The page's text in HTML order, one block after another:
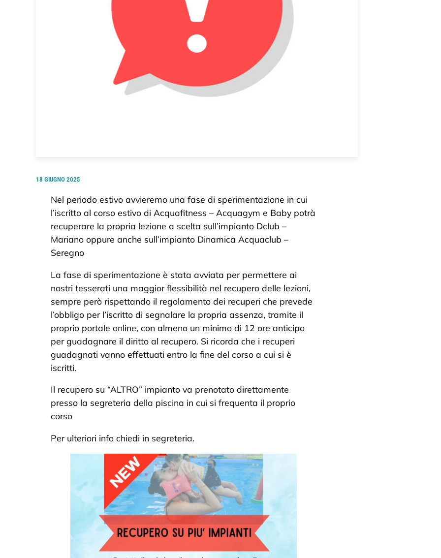
18 GIUGNO 2025
Nel periodo estivo avvieremo una fase di sperimentazione in cui
l’iscritto al corso estivo di Acquafitness – Acquagym e Baby potrà
recuperare la propria lezione a scelta sull’impianto Dclub –
Mariano oppure anche sull’impianto Dinamica Acquaclub –
Seregno
La fase di sperimentazione è stata avviata per permettere ai
nostri tesserati una maggior flessibilità nel recupero delle lezioni,
sempre però rispettando il regolamento dei recuperi che prevede
l’obbligo per l’iscritto di segnalare la propria assenza, tramite il
proprio portale online, con almeno un minimo di 12 ore anticipo
per guadagnare il diritto al recupero. Si ricorda che i recuperi
guadagnati vanno effettuati entro la fine del corso a cui si è
iscritti.
Il recupero su “ALTRO” impianto va prenotato direttamente
presso la segreteria della piscina in cui si frequenta il proprio
corso
Per ulteriori info chiedi in segreteria.